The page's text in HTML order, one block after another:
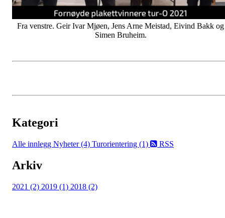
Fra venstre. Geir Ivar Mjøen, Jens Arne Meistad, Eivind Bakk og
Simen Bruheim.
Kategori
Alle innlegg Nyheter (4) Turorientering (1) RSS
Arkiv
2021 (2) 2019 (1) 2018 (2)